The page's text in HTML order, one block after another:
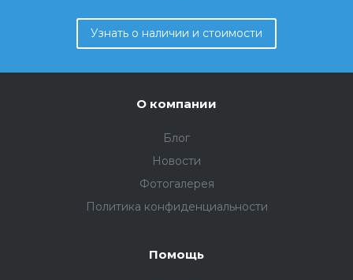
Узнать о наличии и стоимости
О компании
Блог
Новости
Фотогалерея
Политика конфиденциальности
Помощь